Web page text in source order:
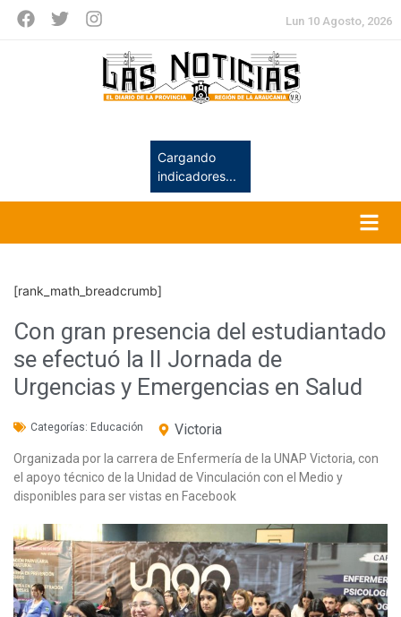
Lun 10 Agosto, 2026
Cargando
indicadores...
[rank_math_breadcrumb]
Con gran presencia del estudiantado
se efectuó la II Jornada de
Urgencias y Emergencias en Salud
Categorías: Educación Victoria
Organizada por la carrera de Enfermería de la UNAP Victoria, con
el apoyo técnico de la Unidad de Vinculación con el Medio y
disponibles para ser vistas en Facebook